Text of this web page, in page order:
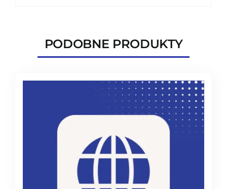
PODOBNE PRODUKTY